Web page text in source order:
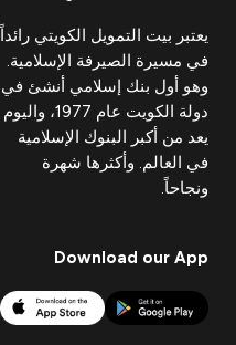
يعتبر بيت التمويل الكويتي رائداً
في مسيرة الصيرفة الإسلامية.
وهو أول بنك إسلامي أنشئ في
دولة الكويت عام 1977، واليوم
يعد من أكبر البنوك الإسلامية
في العالم. وأكثرها شهرة
ونجاحاً.
Download our App